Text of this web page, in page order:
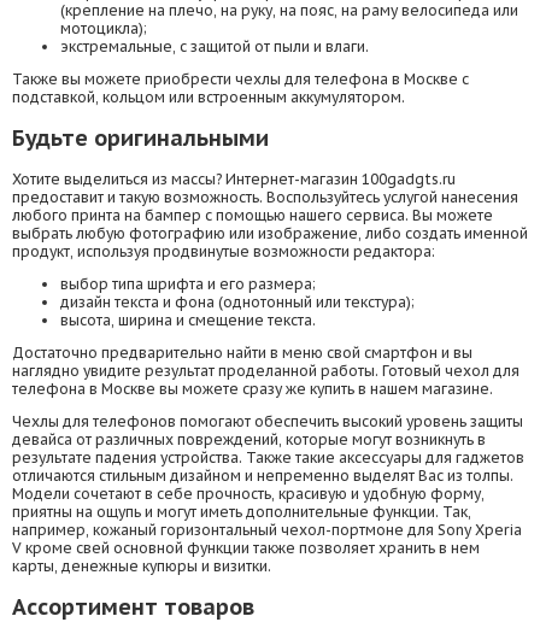
(крепление на плечо, на руку, на пояс, на раму велосипеда или
мотоцикла);
экстремальные, с защитой от пыли и влаги.
Также вы можете приобрести чехлы для телефона в Москве с
подставкой, кольцом или встроенным аккумулятором.
Будьте оригинальными
Хотите выделиться из массы? Интернет-магазин 100gadgts.ru
предоставит и такую возможность. Воспользуйтесь услугой нанесения
любого принта на бампер с помощью нашего сервиса. Вы можете
выбрать любую фотографию или изображение, либо создать именной
продукт, используя продвинутые возможности редактора:
выбор типа шрифта и его размера;
дизайн текста и фона (однотонный или текстура);
высота, ширина и смещение текста.
Достаточно предварительно найти в меню свой смартфон и вы
наглядно увидите результат проделанной работы. Готовый чехол для
телефона в Москве вы можете сразу же купить в нашем магазине.
Чехлы для телефонов помогают обеспечить высокий уровень защиты
девайса от различных повреждений, которые могут возникнуть в
результате падения устройства. Также такие аксессуары для гаджетов
отличаются стильным дизайном и непременно выделят Вас из толпы.
Модели сочетают в себе прочность, красивую и удобную форму,
приятны на ощупь и могут иметь дополнительные функции. Так,
например, кожаный горизонтальный чехол-портмоне для Sony Xperia
V кроме свей основной функции также позволяет хранить в нем
карты, денежные купюры и визитки.
Ассортимент товаров